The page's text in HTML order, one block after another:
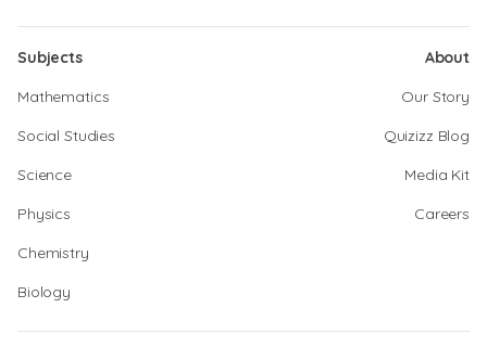
Subjects
Mathematics
Social Studies
Science
Physics
Chemistry
Biology
About
Our Story
Quizizz Blog
Media Kit
Careers